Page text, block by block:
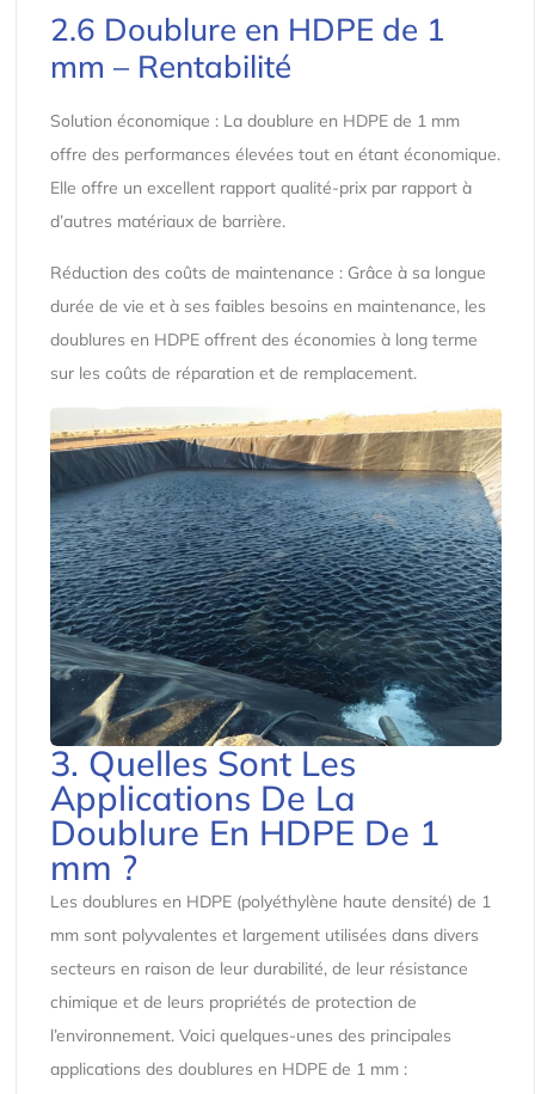
2.6 Doublure en HDPE de 1
mm – Rentabilité
Solution économique : La doublure en HDPE de 1 mm
offre des performances élevées tout en étant économique.
Elle offre un excellent rapport qualité-prix par rapport à
d’autres matériaux de barrière.
Réduction des coûts de maintenance : Grâce à sa longue
durée de vie et à ses faibles besoins en maintenance, les
doublures en HDPE offrent des économies à long terme
sur les coûts de réparation et de remplacement.
3. Quelles Sont Les
Applications De La
Doublure En HDPE De 1
mm ?
Les doublures en HDPE (polyéthylène haute densité) de 1
mm sont polyvalentes et largement utilisées dans divers
secteurs en raison de leur durabilité, de leur résistance
chimique et de leurs propriétés de protection de
l’environnement. Voici quelques-unes des principales
applications des doublures en HDPE de 1 mm :